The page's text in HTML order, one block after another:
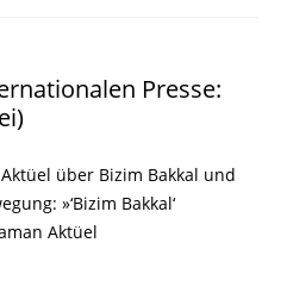
Presse:
über Bizim Bakkal und
»‘Bizim Bakkal‘
Aktüel